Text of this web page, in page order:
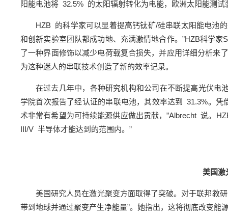
阳能电池将 32.5% 的太阳辐射转化为电能，欧洲太阳能测
HZB 的科学家可以显着提高钙钛矿/硅串联太阳能电池
和创新实验室团队都成功地、充满激情地合作。”HZB科学
了一种界面修饰以减少电荷载复合损失，并应用详细分析来
为这种迷人的串联技术创造了新的效率记录。
在过去几年中，各种研究机构和公司在不断提高光伏
学院首次报告了经认证的串联电池，其效率达到 31.3%。
术非常有希望为可持续能源供应做出贡献，”Albrecht 说。
III/V 半导体才能达到的范围内。”
美国激
美国研究人员在激光聚变方面取得了突破。对于联邦教
带到地球并通过聚变产生净能量”。她指出，这将彻底改变能